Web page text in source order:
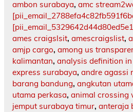
ambon surabaya, amc
ames craigslsit, amescraigslist,
amjp cargo, among us
kalimantan, analysis definition
express surabaya, andre agassi
barang bandung, angkutan
utama perkasa, animal crossing
jemput surabaya timur, anteraja